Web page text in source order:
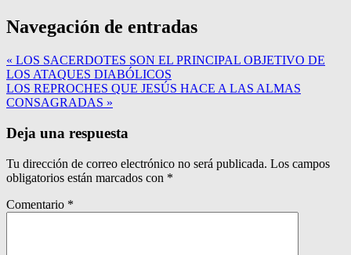
Navegación de entradas
« LOS SACERDOTES SON EL PRINCIPAL OBJETIVO DE
LOS ATAQUES DIABÓLICOS
LOS REPROCHES QUE JESÚS HACE A LAS ALMAS
CONSAGRADAS »
Deja una respuesta
Tu dirección de correo electrónico no será publicada. Los campos
obligatorios están marcados con *
Comentario *